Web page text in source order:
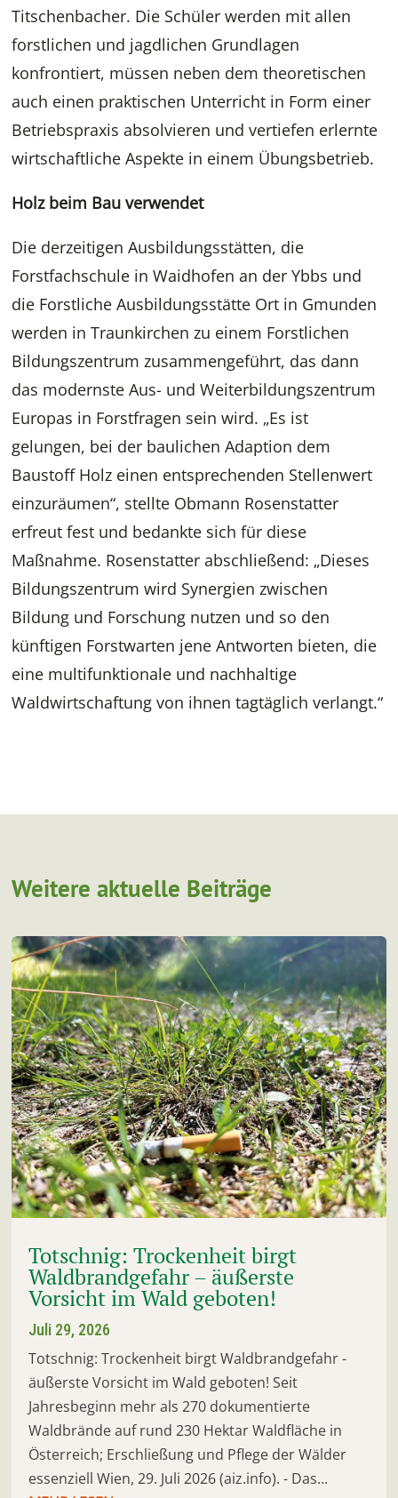
Titschenbacher. Die Schüler werden mit allen
forstlichen und jagdlichen Grundlagen
konfrontiert, müssen neben dem theoretischen
auch einen praktischen Unterricht in Form einer
Betriebspraxis absolvieren und vertiefen erlernte
wirtschaftliche Aspekte in einem Übungsbetrieb.
Holz beim Bau verwendet
Die derzeitigen Ausbildungsstätten, die
Forstfachschule in Waidhofen an der Ybbs und
die Forstliche Ausbildungsstätte Ort in Gmunden
werden in Traunkirchen zu einem Forstlichen
Bildungszentrum zusammengeführt, das dann
das modernste Aus- und Weiterbildungszentrum
Europas in Forstfragen sein wird. „Es ist
gelungen, bei der baulichen Adaption dem
Baustoff Holz einen entsprechenden Stellenwert
einzuräumen“, stellte Obmann Rosenstatter
erfreut fest und bedankte sich für diese
Maßnahme. Rosenstatter abschließend: „Dieses
Bildungszentrum wird Synergien zwischen
Bildung und Forschung nutzen und so den
künftigen Forstwarten jene Antworten bieten, die
eine multifunktionale und nachhaltige
Waldwirtschaftung von ihnen tagtäglich verlangt.“
Weitere aktuelle Beiträge
Totschnig: Trockenheit birgt
Waldbrandgefahr – äußerste
Vorsicht im Wald geboten!
Juli 29, 2026
Totschnig: Trockenheit birgt Waldbrandgefahr -
äußerste Vorsicht im Wald geboten! Seit
Jahresbeginn mehr als 270 dokumentierte
Waldbrände auf rund 230 Hektar Waldfläche in
Österreich; Erschließung und Pflege der Wälder
essenziell Wien, 29. Juli 2026 (aiz.info). - Das...